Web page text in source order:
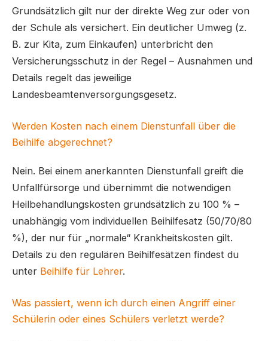
Grundsätzlich gilt nur der direkte Weg zur oder von
der Schule als versichert. Ein deutlicher Umweg (z.
B. zur Kita, zum Einkaufen) unterbricht den
Versicherungsschutz in der Regel – Ausnahmen und
Details regelt das jeweilige
Landesbeamtenversorgungsgesetz.
Werden Kosten nach einem Dienstunfall über die
Beihilfe abgerechnet?
Nein. Bei einem anerkannten Dienstunfall greift die
Unfallfürsorge und übernimmt die notwendigen
Heilbehandlungskosten grundsätzlich zu 100 % –
unabhängig vom individuellen Beihilfesatz (50/70/80
%), der nur für „normale“ Krankheitskosten gilt.
Details zu den regulären Beihilfesätzen findest du
unter Beihilfe für Lehrer.
Was passiert, wenn ich durch einen Angriff einer
Schülerin oder eines Schülers verletzt werde?